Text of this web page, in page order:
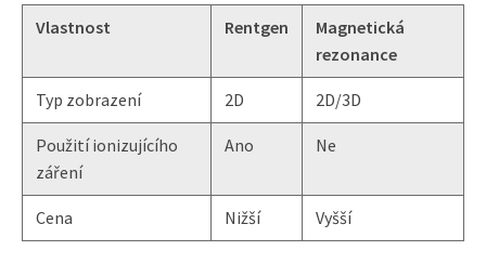
Vlastnost Rentgen
Magnetická
rezonance
Typ zobrazení 2D 2D/3D
Použití ionizujícího
záření
Ano Ne
Cena Nižší Vyšší